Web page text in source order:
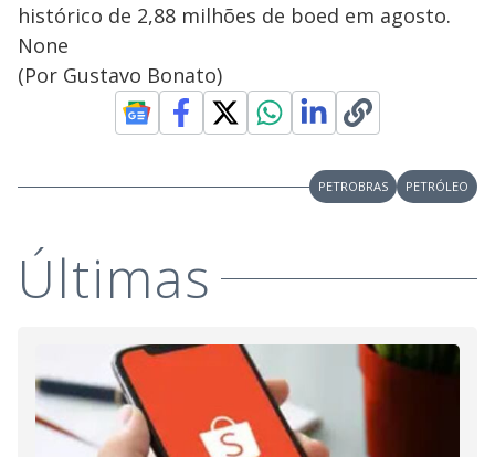
histórico de 2,88 milhões de boed em agosto.
None
(Por Gustavo Bonato)
PETROBRAS PETRÓLEO
Últimas